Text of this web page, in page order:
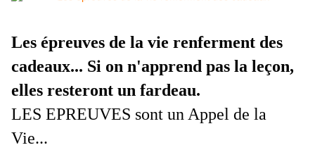
Les épreuves de la vie renferment des
cadeaux... Si on n'apprend pas la leçon,
elles resteront un fardeau.
LES EPREUVES sont un Appel de la
Vie...